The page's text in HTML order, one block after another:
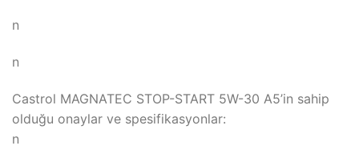
n
n
Castrol MAGNATEC STOP-START 5W-30 A5’in sahip
olduğu onaylar ve spesifikasyonlar:
n